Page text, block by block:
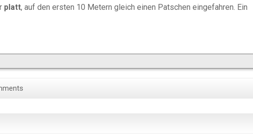
platt, auf den ersten 10 Metern gleich einen Patschen eingefahren. Ein